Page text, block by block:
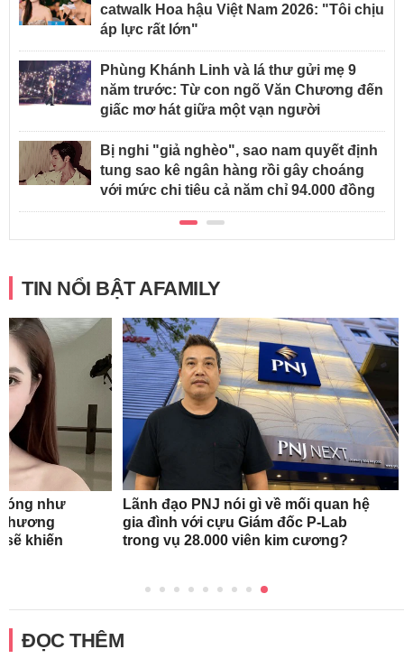
catwalk Hoa hậu Việt Nam 2026: "Tôi chịu
áp lực rất lớn"
Phùng Khánh Linh và lá thư gửi mẹ 9
năm trước: Từ con ngõ Văn Chương đến
giấc mơ hát giữa một vạn người
Bị nghi "giả nghèo", sao nam quyết định
tung sao kê ngân hàng rồi gây choáng
với mức chi tiêu cả năm chỉ 94.000 đồng
TIN NỔI BẬT AFAMILY
như
hương
sẽ khiến
Lãnh đạo PNJ nói gì về mối quan hệ
gia đình với cựu Giám đốc P-Lab
trong vụ 28.000 viên kim cương?
ĐỌC THÊM